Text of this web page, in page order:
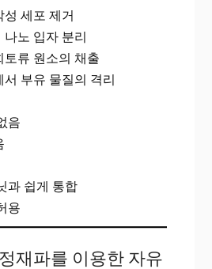
세포 제거
노 입자 분리
류 원소의 채출
부유 물질의 격리
음
과 쉽게 통합
용
재파를 이용한 자유